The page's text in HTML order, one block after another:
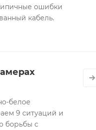
ошибки
кабель.
белое
9 ситуаций и
борьбы с